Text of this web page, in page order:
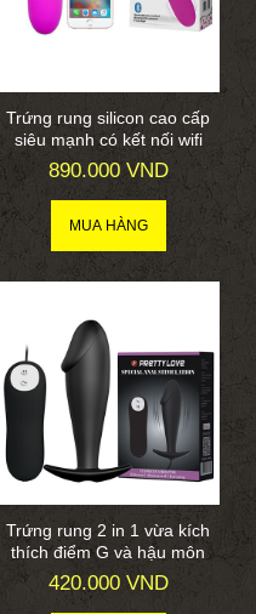
Trứng rung silicon cao cấp
siêu mạnh có kết nối wifi
890.000 VND
Trứng rung 2 in 1 vừa kích
thích điểm G và hậu môn
420.000 VND